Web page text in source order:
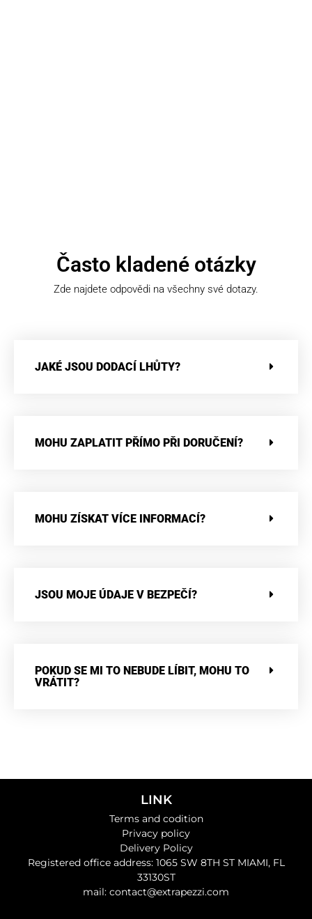
Často kladené otázky
Zde najdete odpovědi na všechny své dotazy.
JAKÉ JSOU DODACÍ LHŮTY?
MOHU ZAPLATIT PŘÍMO PŘI DORUČENÍ?
MOHU ZÍSKAT VÍCE INFORMACÍ?
JSOU MOJE ÚDAJE V BEZPEČÍ?
POKUD SE MI TO NEBUDE LÍBIT, MOHU TO
VRÁTIT?
LINK
Terms and codition
Privacy policy
Delivery Policy
Registered office address: 1065 SW 8TH ST MIAMI, FL
33130ST
mail: contact@extrapezzi.com